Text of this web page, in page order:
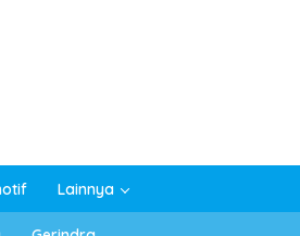
Lainnya